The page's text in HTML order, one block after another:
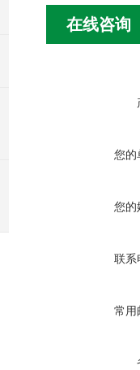
在线咨询
您的
您的
联系
常用